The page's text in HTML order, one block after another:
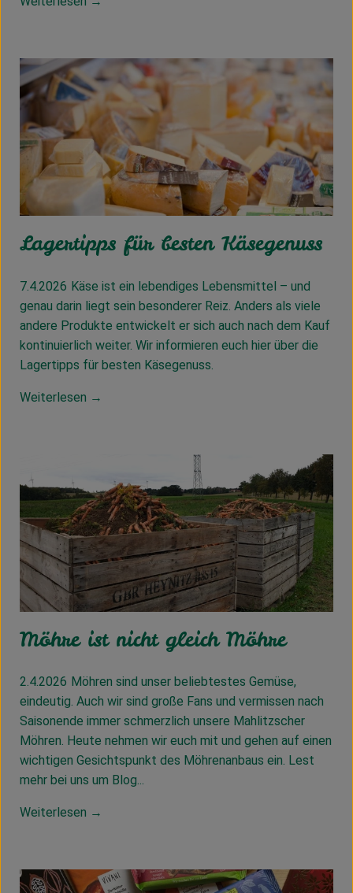
Lagertipps für besten Käsegenuss
7.4.2026 Käse ist ein lebendiges Lebensmittel – und
genau darin liegt sein besonderer Reiz. Anders als viele
andere Produkte entwickelt er sich auch nach dem Kauf
kontinuierlich weiter. Wir informieren euch hier über die
Lagertipps für besten Käsegenuss.
Weiterlesen →
Möhre ist nicht gleich Möhre
2.4.2026 Möhren sind unser beliebtestes Gemüse,
eindeutig. Auch wir sind große Fans und vermissen nach
Saisonende immer schmerzlich unsere Mahlitzscher
Möhren. Heute nehmen wir euch mit und gehen auf einen
wichtigen Gesichtspunkt des Möhrenanbaus ein. Lest
mehr bei uns um Blog...
Weiterlesen →